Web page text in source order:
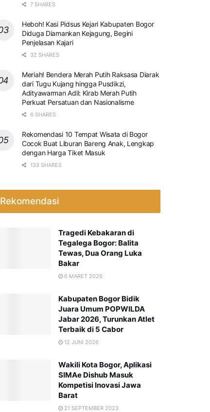
7 SHARES
Heboh! Kasi Pidsus Kejari Kabupaten Bogor
Diduga Diamankan Kejagung, Begini
Penjelasan Kajari
32 SHARES
Meriah! Bendera Merah Putih Raksasa Diarak
dari Tugu Kujang hingga Pusdikzi,
Adityawarman Adil: Kirab Merah Putih
Perkuat Persatuan dan Nasionalisme
6 SHARES
Rekomendasi 10 Tempat Wisata di Bogor
Cocok Buat Liburan Bareng Anak, Lengkap
dengan Harga Tiket Masuk
133 SHARES
Rekomendasi
Tragedi Kebakaran di
Tegalega Bogor: Balita
Tewas, Dua Orang Luka
Bakar
6 MARET 2026
Kabupaten Bogor Bidik
Juara Umum POPWILDA
Jabar 2026, Turunkan Atlet
Terbaik di 5 Cabor
12 JUNI 2026
Wakili Kota Bogor, Aplikasi
SIMAe Dishub Masuk
Kompetisi Inovasi Jawa
Barat
21 SEPTEMBER 2023